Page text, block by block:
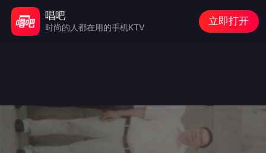
唱吧
时尚的人都在用的手机KTV
立即打开